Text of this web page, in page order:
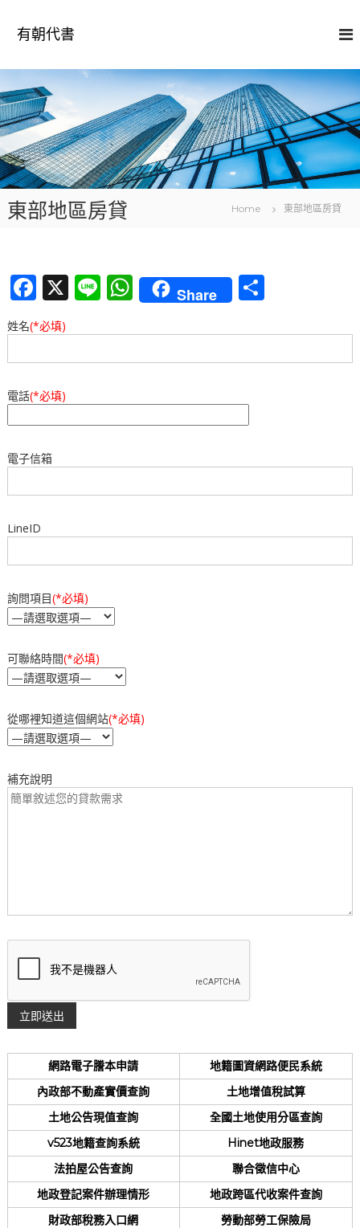
o
c
o
n
t
e
n
有朝代書
東部地區房貸 Home 東部地區房貸
F
a
c
e
b
k
X Li
e
W
h
at
s
Share
分
姓名(*必填)
電話(*必填)
電子信箱
LineID
詢問項目(*必填)
可聯絡時間(*必填)
從哪裡知道這個網站(*必填)
補充說明
網路電子謄本申請
地籍圖資網路便民系統
內政部不動產實價查詢
土地增值稅試算
土地公告現值查詢
全國土地使用分區查詢
v523地籍查詢系統
Hinet地政服務
法拍屋公告查詢
聯合徵信中心
地政登記案件辦理情形
地政跨區代收案件查詢
財政部稅務入口網
勞動部勞工保險局